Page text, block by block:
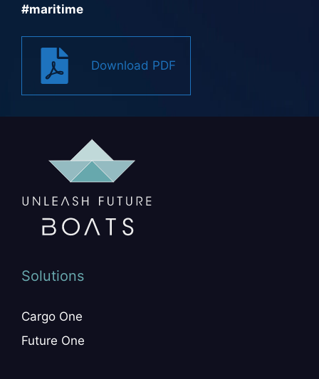
#maritime
Download PDF
Solutions
Cargo One
Future One